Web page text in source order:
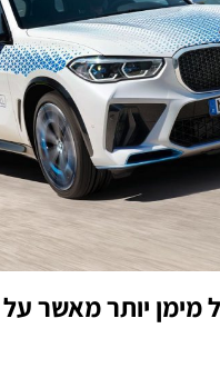
מימן יותר מאשר